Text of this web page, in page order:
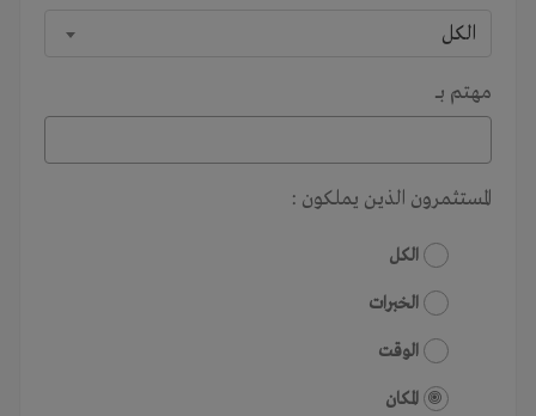
الكل
مهتم بـــ
المستثمرون الذين يملكون :
الكل
الخبرات
الوقت
المكان